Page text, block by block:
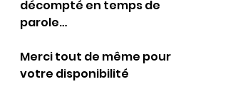
décompté en temps de
parole…
Merci tout de même pour
votre disponibilité